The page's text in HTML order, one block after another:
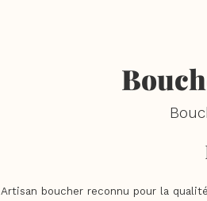
Artisan boucher reconnu pour la